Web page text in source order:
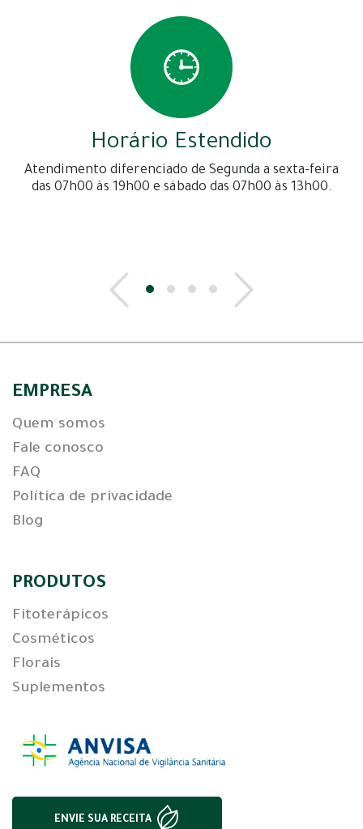
Horário Estendido
Atendimento diferenciado de Segunda a sexta-feira
das 07h00 às 19h00 e sábado das 07h00 às 13h00.
EMPRESA
Quem somos
Fale conosco
FAQ
Política de privacidade
Blog
PRODUTOS
Fitoterápicos
Cosméticos
Florais
Suplementos
ENVIE SUA RECEITA